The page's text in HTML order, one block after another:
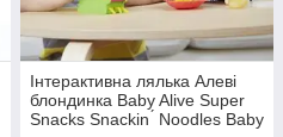
Інтерактивна лялька Алеві
блондинка Baby Alive Super
Snacks Snackin ́ Noodles Baby